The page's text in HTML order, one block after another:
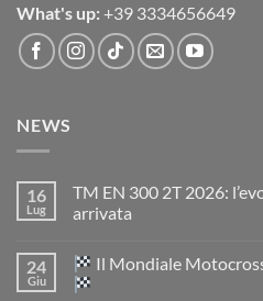
What's up: +39 3334656649
NEWS
16
Lug
TM EN 300 2T 2026:
arrivata
su
TM
EN
24
Giu
Il Mondiale